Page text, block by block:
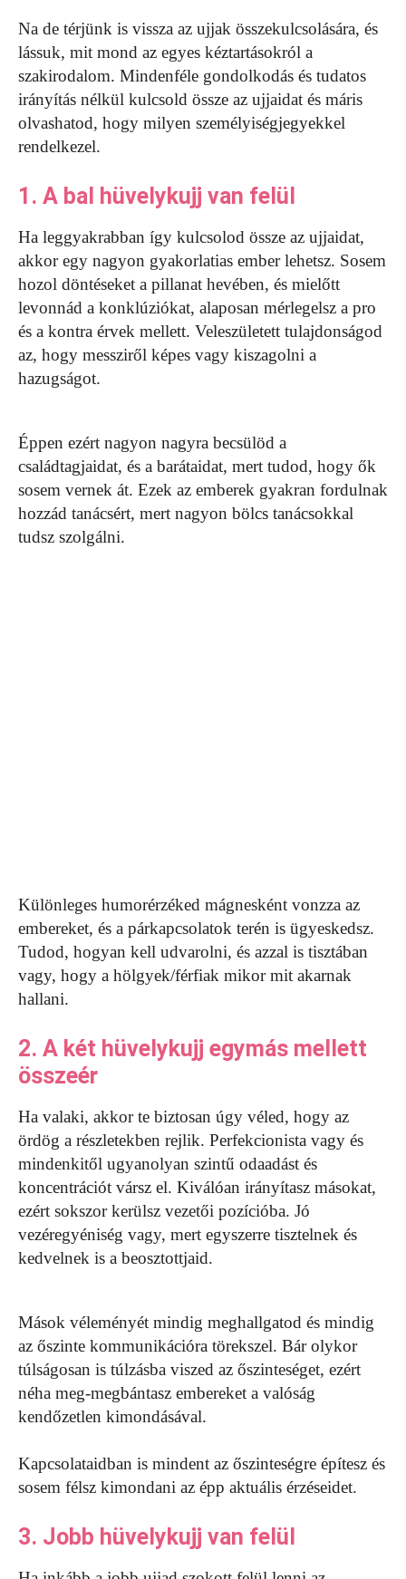
Na de térjünk is vissza az ujjak összekulcsolására, és
lássuk, mit mond az egyes kéztartásokról a
szakirodalom. Mindenféle gondolkodás és tudatos
irányítás nélkül kulcsold össze az ujjaidat és máris
olvashatod, hogy milyen személyiségjegyekkel
rendelkezel.
1. A bal hüvelykujj van felül
Ha leggyakrabban így kulcsolod össze az ujjaidat,
akkor egy nagyon gyakorlatias ember lehetsz. Sosem
hozol döntéseket a pillanat hevében, és mielőtt
levonnád a konklúziókat, alaposan mérlegelsz a pro
és a kontra érvek mellett. Veleszületett tulajdonságod
az, hogy messziről képes vagy kiszagolni a
hazugságot.
Éppen ezért nagyon nagyra becsülöd a
családtagjaidat, és a barátaidat, mert tudod, hogy ők
sosem vernek át. Ezek az emberek gyakran fordulnak
hozzád tanácsért, mert nagyon bölcs tanácsokkal
tudsz szolgálni.
Különleges humorérzéked mágnesként vonzza az
embereket, és a párkapcsolatok terén is ügyeskedsz.
Tudod, hogyan kell udvarolni, és azzal is tisztában
vagy, hogy a hölgyek/férfiak mikor mit akarnak
hallani.
2. A két hüvelykujj egymás mellett
összeér
Ha valaki, akkor te biztosan úgy véled, hogy az
ördög a részletekben rejlik. Perfekcionista vagy és
mindenkitől ugyanolyan szintű odaadást és
koncentrációt vársz el. Kiválóan irányítasz másokat,
ezért sokszor kerülsz vezetői pozícióba. Jó
vezéregyéniség vagy, mert egyszerre tisztelnek és
kedvelnek is a beosztottjaid.
Mások véleményét mindig meghallgatod és mindig
az őszinte kommunikációra törekszel. Bár olykor
túlságosan is túlzásba viszed az őszinteséget, ezért
néha meg-megbántasz embereket a valóság
kendőzetlen kimondásával.
Kapcsolataidban is mindent az őszinteségre építesz és
sosem félsz kimondani az épp aktuális érzéseidet.
3. Jobb hüvelykujj van felül